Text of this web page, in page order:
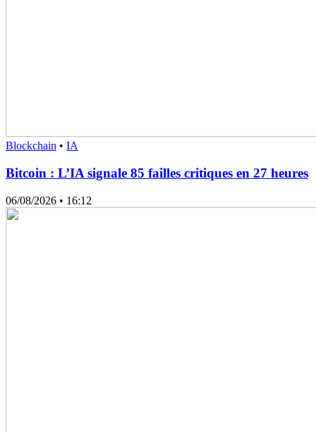
Blockchain • IA
Bitcoin : L’IA signale 85 failles critiques en 27 heures
06/08/2026 • 16:12